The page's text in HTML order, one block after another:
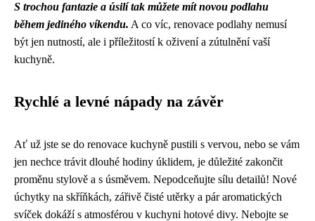
S trochou fantazie a úsilí tak můžete mít novou podlahu
během jediného víkendu. A co víc, renovace podlahy nemusí
být jen nutností, ale i příležitostí k oživení a zútulnění vaší
kuchyně.
Rychlé a levné nápady na závěr
Ať už jste se do renovace kuchyně pustili s vervou, nebo se vám
jen nechce trávit dlouhé hodiny úklidem, je důležité zakončit
proměnu stylově a s úsměvem. Nepodceňujte sílu detailů! Nové
úchytky na skříňkách, zářivě čisté utěrky a pár aromatických
svíček dokáží s atmosférou v kuchyni hotové divy. Nebojte se